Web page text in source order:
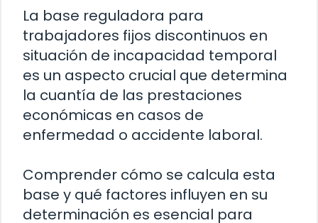
La base reguladora para
trabajadores fijos discontinuos en
situación de incapacidad temporal
es un aspecto crucial que determina
la cuantía de las prestaciones
económicas en casos de
enfermedad o accidente laboral.
Comprender cómo se calcula esta
base y qué factores influyen en su
determinación es esencial para